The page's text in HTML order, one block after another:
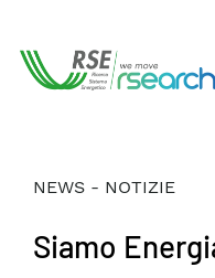
NEWS - NOTIZIE
Siamo